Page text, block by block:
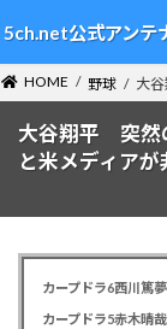
ン
テ
ン
ツ
ビ
ゲ
ー
シ
5ch.net公式アンテ
HOME 野球 大
大谷翔平 突然
と米メディアが